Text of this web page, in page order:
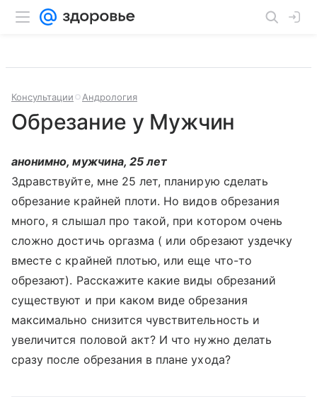
Консультации Андрология
Обрезание у Мужчин
анонимно, мужчина, 25 лет
Здравствуйте, мне 25 лет, планирую сделать
обрезание крайней плоти. Но видов обрезания
много, я слышал про такой, при котором очень
сложно достичь оргазма ( или обрезают уздечку
вместе с крайней плотью, или еще что-то
обрезают). Расскажите какие виды обрезаний
существуют и при каком виде обрезания
максимально снизится чувствительность и
увеличится половой акт? И что нужно делать
сразу после обрезания в плане ухода?